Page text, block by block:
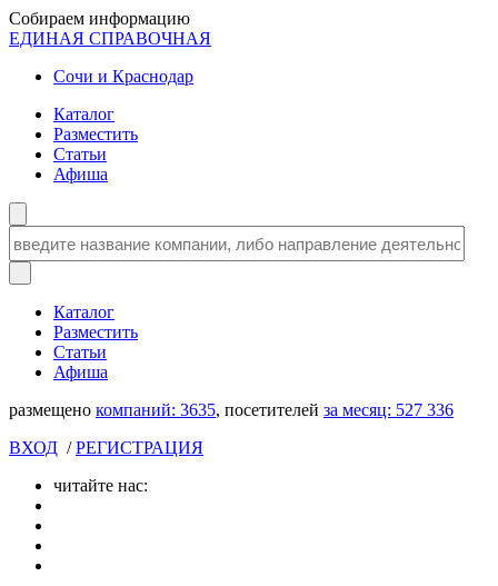
Собираем информацию
ЕДИНАЯ СПРАВОЧНАЯ
Сочи и Краснодар
Каталог
Разместить
Статьи
Афиша
Каталог
Разместить
Статьи
Афиша
размещено компаний: 3635, посетителей за месяц: 527 336
ВХОД /РЕГИСТРАЦИЯ
читайте нас: